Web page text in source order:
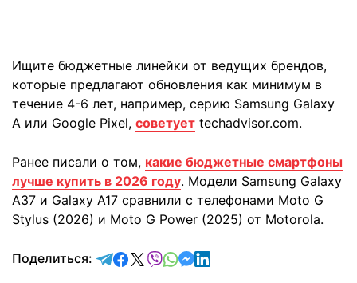
Ищите бюджетные линейки от ведущих брендов,
которые предлагают обновления как минимум в
течение 4-6 лет, например, серию Samsung Galaxy
A или Google Pixel, советует techadvisor.com.
Ранее писали о том, какие бюджетные смартфоны
лучше купить в 2026 году. Модели Samsung Galaxy
A37 и Galaxy A17 сравнили с телефонами Moto G
Stylus (2026) и Moto G Power (2025) от Motorola.
Поделиться: отправить в Telegram
поделиться в Facebook
поделиться в X
отправить в Viber
отправить в Whatsapp
отправить в Messenger
отправить в LinkedIn